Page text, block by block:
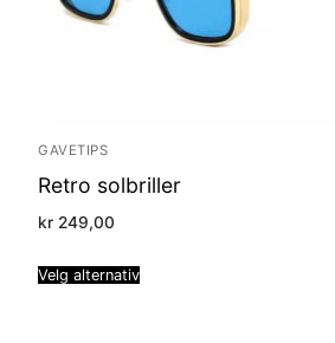
GAVETIPS
Retro solbriller
kr 249,00
Velg alternativ